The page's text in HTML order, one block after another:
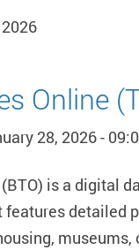
Online
28, 2026 -
is a digital
detailed